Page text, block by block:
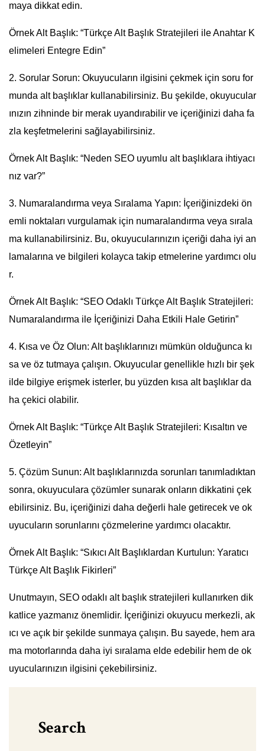
maya dikkat edin.
Örnek Alt Başlık: “Türkçe Alt Başlık Stratejileri ile Anahtar K
elimeleri Entegre Edin”
2. Sorular Sorun: Okuyucuların ilgisini çekmek için soru for
munda alt başlıklar kullanabilirsiniz. Bu şekilde, okuyucular
ınızın zihninde bir merak uyandırabilir ve içeriğinizi daha fa
zla keşfetmelerini sağlayabilirsiniz.
Örnek Alt Başlık: “Neden SEO uyumlu alt başlıklara ihtiyacı
nız var?”
3. Numaralandırma veya Sıralama Yapın: İçeriğinizdeki ön
emli noktaları vurgulamak için numaralandırma veya sırala
ma kullanabilirsiniz. Bu, okuyucularınızın içeriği daha iyi an
lamalarına ve bilgileri kolayca takip etmelerine yardımcı olu
r.
Örnek Alt Başlık: “SEO Odaklı Türkçe Alt Başlık Stratejileri:
Numaralandırma ile İçeriğinizi Daha Etkili Hale Getirin”
4. Kısa ve Öz Olun: Alt başlıklarınızı mümkün olduğunca kı
sa ve öz tutmaya çalışın. Okuyucular genellikle hızlı bir şek
ilde bilgiye erişmek isterler, bu yüzden kısa alt başlıklar da
ha çekici olabilir.
Örnek Alt Başlık: “Türkçe Alt Başlık Stratejileri: Kısaltın ve
Özetleyin”
5. Çözüm Sunun: Alt başlıklarınızda sorunları tanımladıktan
sonra, okuyuculara çözümler sunarak onların dikkatini çek
ebilirsiniz. Bu, içeriğinizi daha değerli hale getirecek ve ok
uyucuların sorunlarını çözmelerine yardımcı olacaktır.
Örnek Alt Başlık: “Sıkıcı Alt Başlıklardan Kurtulun: Yaratıcı
Türkçe Alt Başlık Fikirleri”
Unutmayın, SEO odaklı alt başlık stratejileri kullanırken dik
katlice yazmanız önemlidir. İçeriğinizi okuyucu merkezli, ak
ıcı ve açık bir şekilde sunmaya çalışın. Bu sayede, hem ara
ma motorlarında daha iyi sıralama elde edebilir hem de ok
uyucularınızın ilgisini çekebilirsiniz.
Search